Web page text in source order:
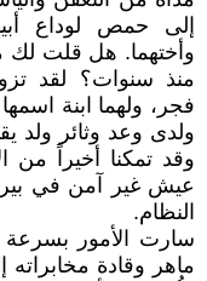
إلى حمص لوداع
وأختهما. هل قلت لك
منذ سنوات؟ لقد
فجر، ولهما ابنة
ولدى وعد وثائر ولد
وقد تمكنا أخيراً من
عيش غير آمن في
النظام.
سارت الأمور بسرعة
ماهر وقادة